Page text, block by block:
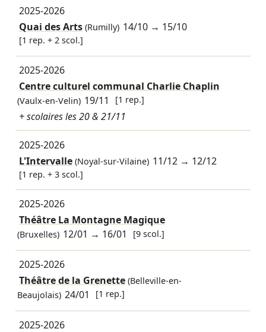
2025-2026
Quai des Arts(Rumilly) 14/10 → 15/10
[1 rep. + 2 scol.]
2025-2026
Centre culturel communal Charlie Chaplin
(Vaulx-en-Velin) 19/11 [1 rep.]
+ scolaires les 20 & 21/11
2025-2026
L'Intervalle(Noyal-sur-Vilaine) 11/12 → 12/12
[1 rep. + 3 scol.]
2025-2026
Théâtre La Montagne Magique
(Bruxelles) 12/01 → 16/01 [9 scol.]
2025-2026
Théâtre de la Grenette(Belleville-en-
Beaujolais) 24/01 [1 rep.]
2025-2026